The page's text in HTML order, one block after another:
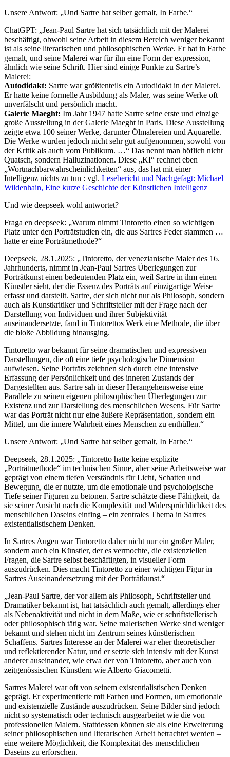
Unsere Antwort: „Und Sartre hat selber gemalt, In Farbe.“
ChatGPT: „Jean-Paul Sartre hat sich tatsächlich mit der Malerei
beschäftigt, obwohl seine Arbeit in diesem Bereich weniger bekannt
ist als seine literarischen und philosophischen Werke. Er hat in Farbe
gemalt, und seine Malerei war für ihn eine Form der expression,
ähnlich wie seine Schrift. Hier sind einige Punkte zu Sartre’s
Malerei:
Autodidakt: Sartre war größtenteils ein Autodidakt in der Malerei.
Er hatte keine formelle Ausbildung als Maler, was seine Werke oft
unverfälscht und persönlich macht.
Galerie Maeght: Im Jahr 1947 hatte Sartre seine erste und einzige
große Ausstellung in der Galerie Maeght in Paris. Diese Ausstellung
zeigte etwa 100 seiner Werke, darunter Ölmalereien und Aquarelle.
Die Werke wurden jedoch nicht sehr gut aufgenommen, sowohl von
der Kritik als auch vom Publikum. …“ Das nennt man höflich nicht
Quatsch, sondern Halluzinationen. Diese „KI“ rechnet eben
„Wortnachbarwahrscheinlichkeiten“ aus, das hat mit einer
Intelligenz nichts zu tun : vgl. Lesebericht und Nachgefagt: Michael
Wildenhain, Eine kurze Geschichte der Künstlichen Intelligenz
Und wie deepseek wohl antwortet?
Fraga en deepseek: „Warum nimmt Tintoretto einen so wichtigen
Platz unter den Porträtstudien ein, die aus Sartres Feder stammen …
hatte er eine Porträtmethode?“
Deepseek, 28.1.2025: „Tintoretto, der venezianische Maler des 16.
Jahrhunderts, nimmt in Jean-Paul Sartres Überlegungen zur
Porträtkunst einen bedeutenden Platz ein, weil Sartre in ihm einen
Künstler sieht, der die Essenz des Porträts auf einzigartige Weise
erfasst und darstellt. Sartre, der sich nicht nur als Philosoph, sondern
auch als Kunstkritiker und Schriftsteller mit der Frage nach der
Darstellung von Individuen und ihrer Subjektivität
auseinandersetzte, fand in Tintorettos Werk eine Methode, die über
die bloße Abbildung hinausging.
Tintoretto war bekannt für seine dramatischen und expressiven
Darstellungen, die oft eine tiefe psychologische Dimension
aufwiesen. Seine Porträts zeichnen sich durch eine intensive
Erfassung der Persönlichkeit und des inneren Zustands der
Dargestellten aus. Sartre sah in dieser Herangehensweise eine
Parallele zu seinen eigenen philosophischen Überlegungen zur
Existenz und zur Darstellung des menschlichen Wesens. Für Sartre
war das Porträt nicht nur eine äußere Repräsentation, sondern ein
Mittel, um die innere Wahrheit eines Menschen zu enthüllen.“
Unsere Antwort: „Und Sartre hat selber gemalt, In Farbe.“
Deepseek, 28.1.2025: „Tintoretto hatte keine explizite
„Porträtmethode“ im technischen Sinne, aber seine Arbeitsweise war
geprägt von einem tiefen Verständnis für Licht, Schatten und
Bewegung, die er nutzte, um die emotionale und psychologische
Tiefe seiner Figuren zu betonen. Sartre schätzte diese Fähigkeit, da
sie seiner Ansicht nach die Komplexität und Widersprüchlichkeit des
menschlichen Daseins einfing – ein zentrales Thema in Sartres
existentialistischem Denken.
In Sartres Augen war Tintoretto daher nicht nur ein großer Maler,
sondern auch ein Künstler, der es vermochte, die existenziellen
Fragen, die Sartre selbst beschäftigten, in visueller Form
auszudrücken. Dies macht Tintoretto zu einer wichtigen Figur in
Sartres Auseinandersetzung mit der Porträtkunst.“
„Jean-Paul Sartre, der vor allem als Philosoph, Schriftsteller und
Dramatiker bekannt ist, hat tatsächlich auch gemalt, allerdings eher
als Nebenaktivität und nicht in dem Maße, wie er schriftstellerisch
oder philosophisch tätig war. Seine malerischen Werke sind weniger
bekannt und stehen nicht im Zentrum seines künstlerischen
Schaffens. Sartres Interesse an der Malerei war eher theoretischer
und reflektierender Natur, und er setzte sich intensiv mit der Kunst
anderer auseinander, wie etwa der von Tintoretto, aber auch von
zeitgenössischen Künstlern wie Alberto Giacometti.
Sartres Malerei war oft von seinem existentialistischen Denken
geprägt. Er experimentierte mit Farben und Formen, um emotionale
und existenzielle Zustände auszudrücken. Seine Bilder sind jedoch
nicht so systematisch oder technisch ausgearbeitet wie die von
professionellen Malern. Stattdessen können sie als eine Erweiterung
seiner philosophischen und literarischen Arbeit betrachtet werden –
eine weitere Möglichkeit, die Komplexität des menschlichen
Daseins zu erforschen.